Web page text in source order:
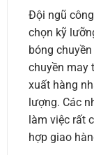
Đội ngũ
chọn kỹ
bóng
chuyền may
xuất hàng
lượng. Các
làm việc rất
hợp giao